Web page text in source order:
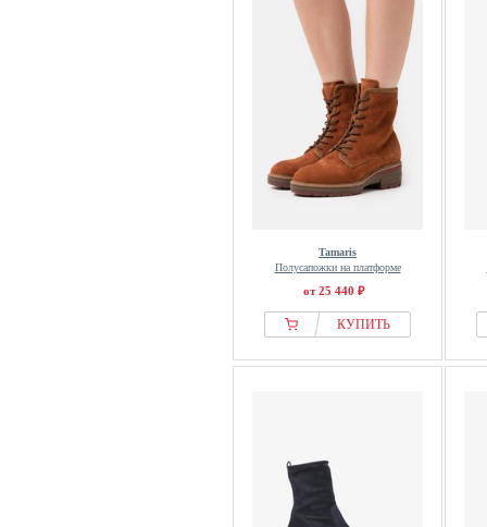
Tamaris
Полусапожки на платформе
от 25 440 ₽
КУПИТЬ